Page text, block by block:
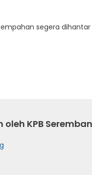
segera
oleh KPB